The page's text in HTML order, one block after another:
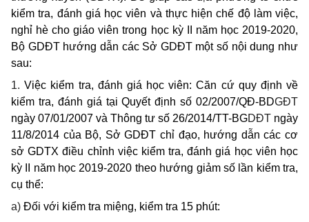
kiểm tra, đánh giá học viên và thực hiện chế độ làm việc,
nghỉ hè cho giáo viên trong học kỳ II năm học 2019-2020,
Bộ GDĐT hướng dẫn các Sở GDĐT một số nội dung như
sau:
1.Việc kiểm tra, đánh giá học viên: Căn cứ quy định về
kiểm tra, đánh giá tại Quyết định số 02/2007/QĐ-BDGĐT
ngày 07/01/2007 và Thông tư số 26/2014/TT-BGDĐT ngày
11/8/2014 của Bộ, Sở GDĐT chỉ đạo, hướng dẫn các cơ
sở GDTX điều chỉnh việc kiểm tra, đánh giá học viên học
kỳ II năm học 2019-2020 theo hướng giảm số lần kiểm tra,
cụ thể:
a) Đối với kiểm tra miệng, kiểm tra 15 phút: